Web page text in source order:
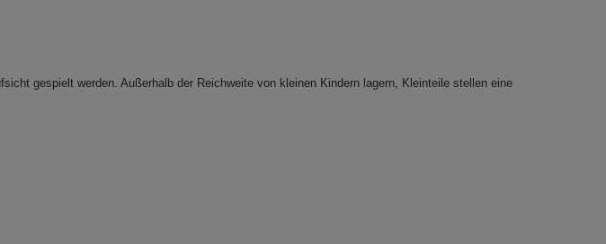
gespielt werden. Außerhalb der Reichweite von kleinen Kindern lagern, Kleinteile stellen eine